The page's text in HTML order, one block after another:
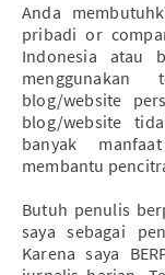
Anda
pribadi or
Indonesia atau
blog/website
blog/website
banyak
membantu
Butuh penulis
saya sebagai
Karena saya